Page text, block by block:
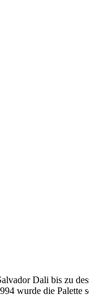
Dali bis zu
wurde die Palette